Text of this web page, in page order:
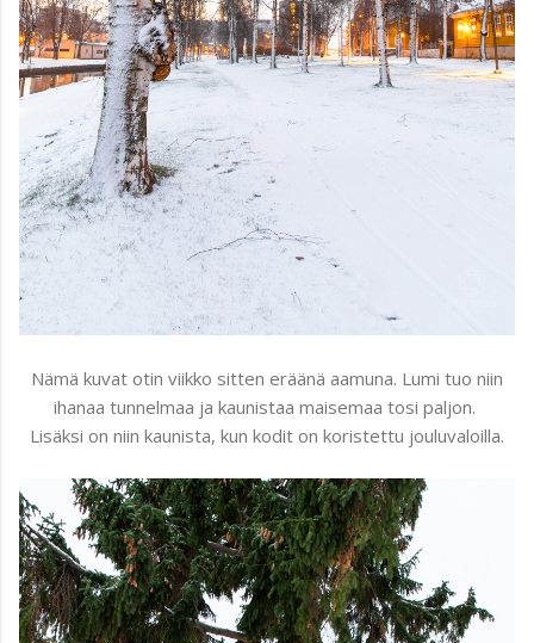
Nämä kuvat otin viikko sitten eräänä aamuna. Lumi tuo niin
ihanaa tunnelmaa ja kaunistaa maisemaa tosi paljon.
Lisäksi on niin kaunista, kun kodit on koristettu jouluvaloilla.